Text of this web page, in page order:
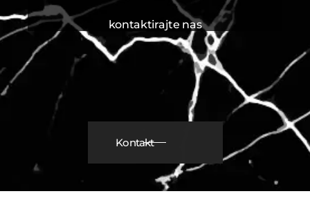
kontaktirajte nas
Kontakt